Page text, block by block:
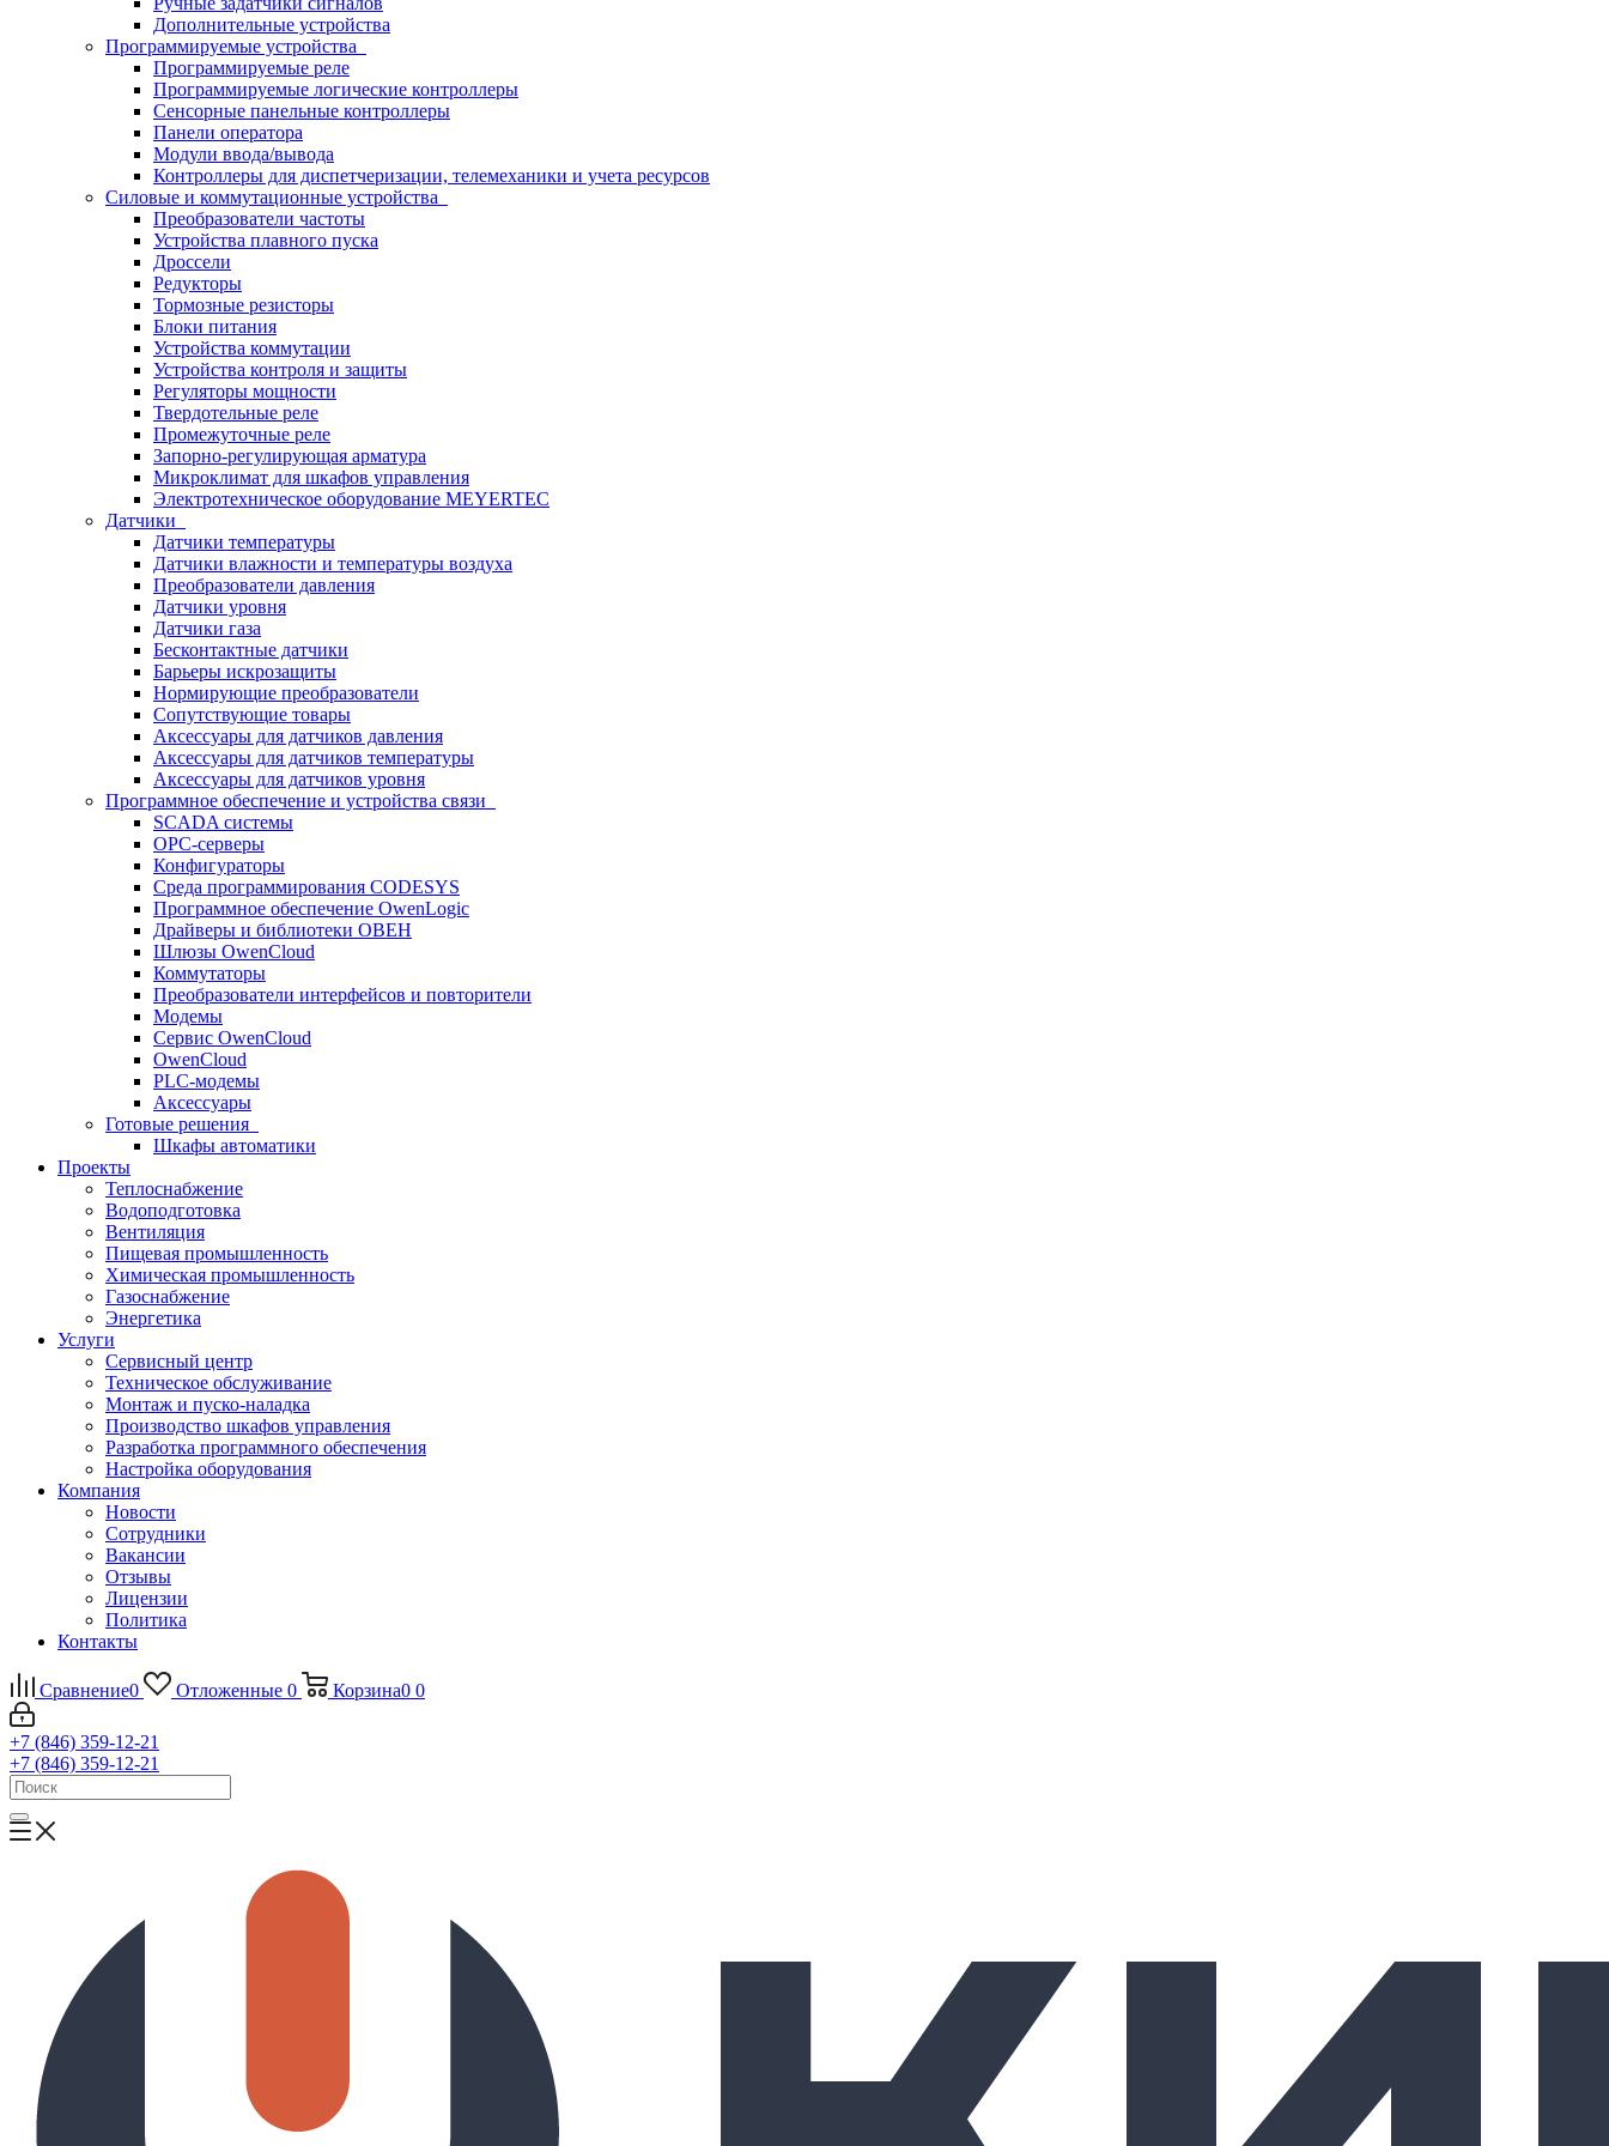
Дополнительные устройства
Программируемые устройства
Программируемые реле
Программируемые логические контроллеры
Сенсорные панельные контроллеры
Панели оператора
Модули ввода/вывода
Контроллеры для диспетчеризации, телемеханики и учета ресурсов
Силовые и коммутационные устройства
Преобразователи частоты
Устройства плавного пуска
Дроссели
Редукторы
Тормозные резисторы
Блоки питания
Устройства коммутации
Устройства контроля и защиты
Регуляторы мощности
Твердотельные реле
Промежуточные реле
Запорно-регулирующая арматура
Микроклимат для шкафов управления
Электротехническое оборудование MEYERTEC
Датчики
Датчики температуры
Датчики влажности и температуры воздуха
Преобразователи давления
Датчики уровня
Датчики газа
Бесконтактные датчики
Барьеры искрозащиты
Нормирующие преобразователи
Сопутствующие товары
Аксессуары для датчиков давления
Аксессуары для датчиков температуры
Аксессуары для датчиков уровня
Программное обеспечение и устройства связи
SCADA системы
OPC-серверы
Конфигураторы
Среда программирования CODESYS
Программное обеспечение OwenLogic
Драйверы и библиотеки ОВЕН
Шлюзы OwenCloud
Коммутаторы
Преобразователи интерфейсов и повторители
Модемы
Сервис OwenCloud
OwenCloud
PLC-модемы
Аксессуары
Готовые решения
Шкафы автоматики
Проекты
Теплоснабжение
Водоподготовка
Вентиляция
Пищевая промышленность
Химическая промышленность
Газоснабжение
Энергетика
Услуги
Сервисный центр
Техническое обслуживание
Монтаж и пуско-наладка
Производство шкафов управления
Разработка программного обеспечения
Настройка оборудования
Компания
Новости
Сотрудники
Вакансии
Отзывы
Лицензии
Политика
Контакты
Сравнение0 Отложенные 0 Корзина0 0
+7 (846) 359-12-21
+7 (846) 359-12-21